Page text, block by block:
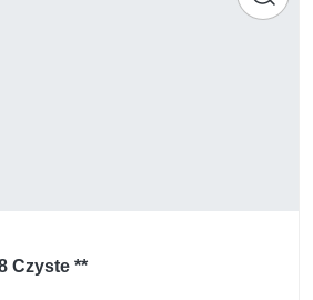
Czyste **